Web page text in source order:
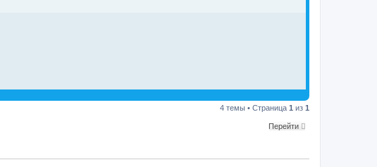
4 темы • Страница 1 из 1
Перейти